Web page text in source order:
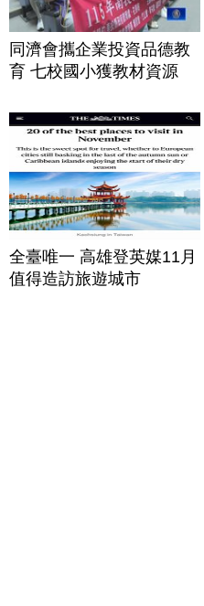
同濟會攜企業投資品德教
育 七校國小獲教材資源
全臺唯一 高雄登英媒11月
值得造訪旅遊城市